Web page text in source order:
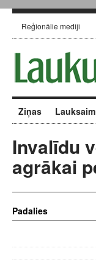
Reģionālie mediji
Ziņas
Invalīdu
agrākai
Padalies